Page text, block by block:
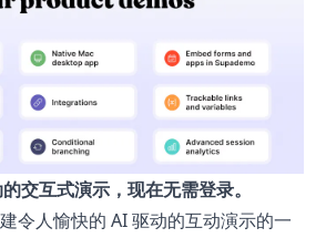
交互式演示，现在无需登录。
令人愉快的 AI 驱动的互动演示的一